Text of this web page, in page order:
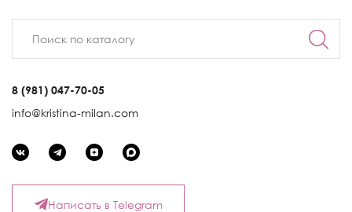
8 (981) 047-70-05
info@kristina-milan.com
Написать в Telegram